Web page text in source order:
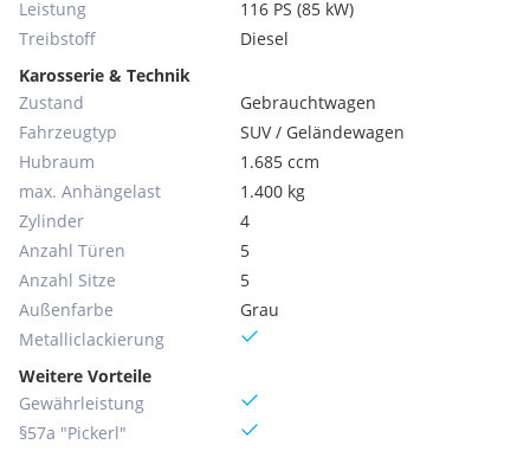
Leistung
116 PS (85 kW)
Treibstoff
Diesel
Karosserie & Technik
Zustand
Gebrauchtwagen
Fahrzeugtyp
SUV / Geländewagen
Hubraum
1.685 ccm
max. Anhängelast
1.400 kg
Zylinder
4
Anzahl Türen
5
Anzahl Sitze
5
Außenfarbe
Grau
Metallic­lackierung
Weitere Vorteile
Gewährleistung
§57a "Pickerl"